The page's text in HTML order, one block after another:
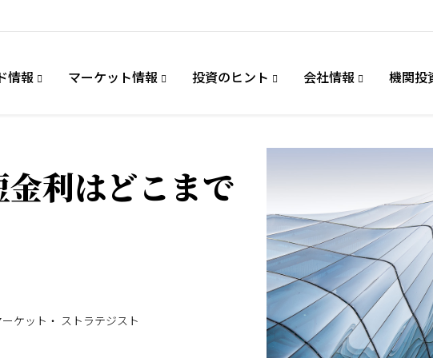
情報 マーケット情報 投資のヒント 会社情報 機関投
利はどこまで
ケット・ ストラテジスト